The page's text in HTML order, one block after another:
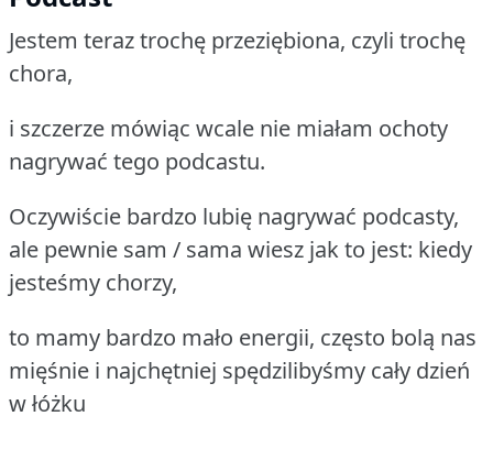
Jestem teraz trochę przeziębiona, czyli trochę
chora,
i szczerze mówiąc wcale nie miałam ochoty
nagrywać tego podcastu.
Oczywiście bardzo lubię nagrywać podcasty,
ale pewnie sam / sama wiesz jak to jest: kiedy
jesteśmy chorzy,
to mamy bardzo mało energii, często bolą nas
mięśnie i najchętniej spędzilibyśmy cały dzień
w łóżku